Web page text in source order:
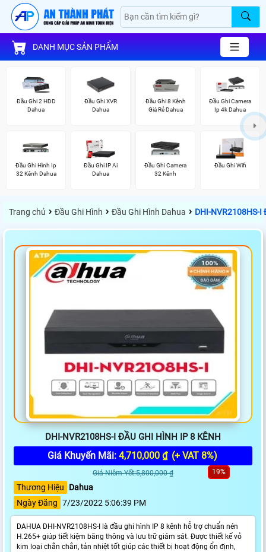
DANH MỤC SẢN PHẨM
Đầu Ghi 2 HDD
Dahua
Đầu Ghi XVR
Dahua
Đầu Ghi 8 Kênh
Giá Rẻ Dahua
Đầu Ghi Camera
Ip 4k Dahua
Đầu Ghi Hình Ip
32 Kênh Dahua
Đầu Ghi IP Ai
Dahua
Đầu Ghi Camera
32 Kênh
Đầu Ghi Wifi
Trang chủ › Đầu Ghi Hình › Đầu Ghi Hình Dahua › DHI-NVR2108HS-I
DHI-NVR2108HS-I ĐẦU GHI HÌNH IP 8 KÊNH
Giá Khuyến Mãi: 4,710,000 ₫ (+ VAT 8%)
Giá Niêm Yết:5,800,000 ₫ 19%
Thương Hiệu
Dahua
Ngày Đăng 7/23/2022 5:06:39 PM
DAHUA DHI-NVR2108HS-I là đầu ghi hình IP 8 kênh hỗ trợ chuẩn nén
H.265+ giúp tiết kiệm băng thông và lưu trữ giám sát. Được thiết kế vỏ
kim loại chắn chắn, tản nhiệt tốt giúp các thiết bị hoạt động ổn định,